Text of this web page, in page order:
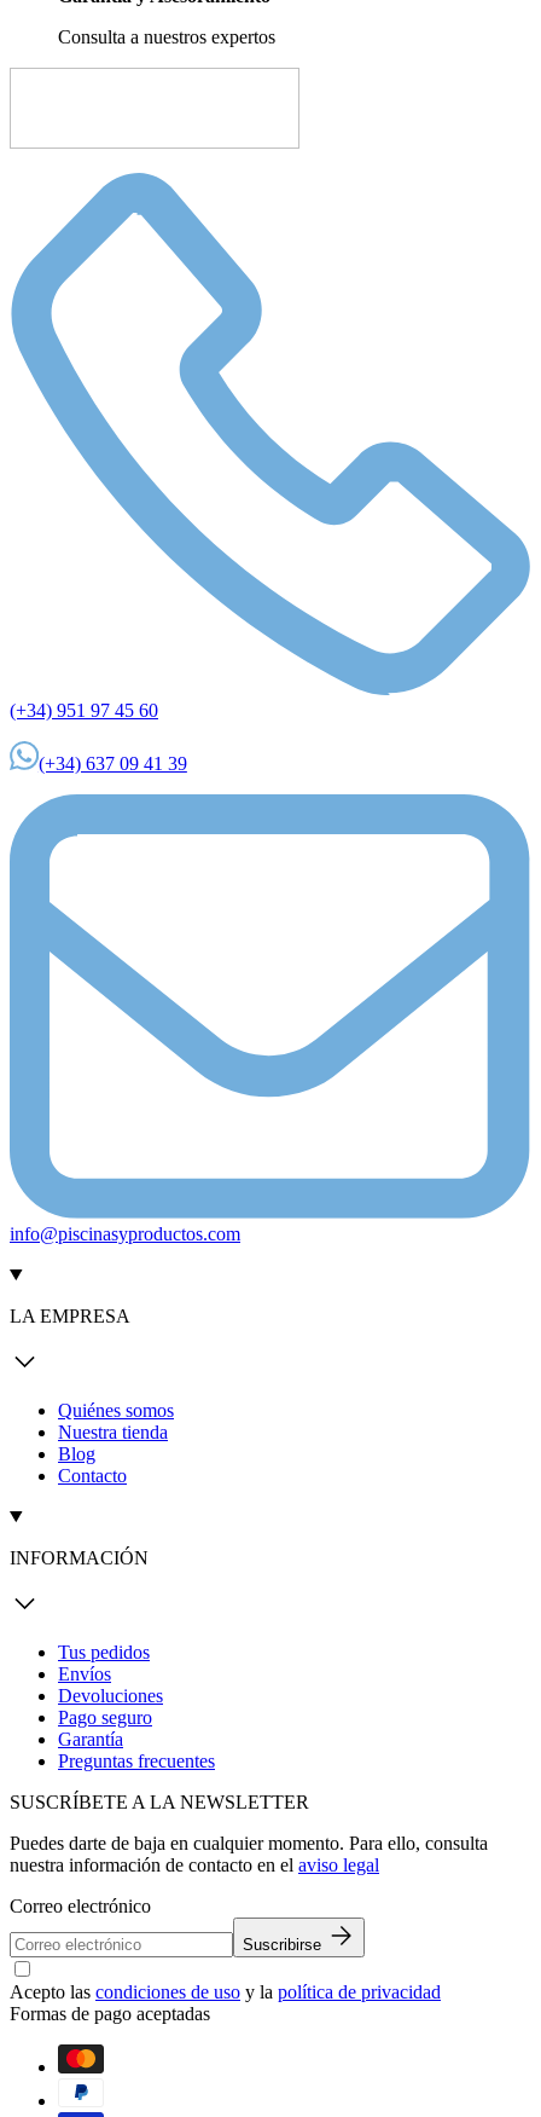
Consulta a nuestros expertos
(+34) 951 97 45 60
(+34) 637 09 41 39
info@piscinasyproductos.com
LA EMPRESA
Quiénes somos
Nuestra tienda
Blog
Contacto
INFORMACIÓN
Tus pedidos
Envíos
Devoluciones
Pago seguro
Garantía
Preguntas frecuentes
SUSCRÍBETE A LA NEWSLETTER
Puedes darte de baja en cualquier momento. Para ello, consulta
nuestra información de contacto en el aviso legal
Correo electrónico
Suscribirse
Acepto las condiciones de uso y la política de privacidad
Formas de pago aceptadas